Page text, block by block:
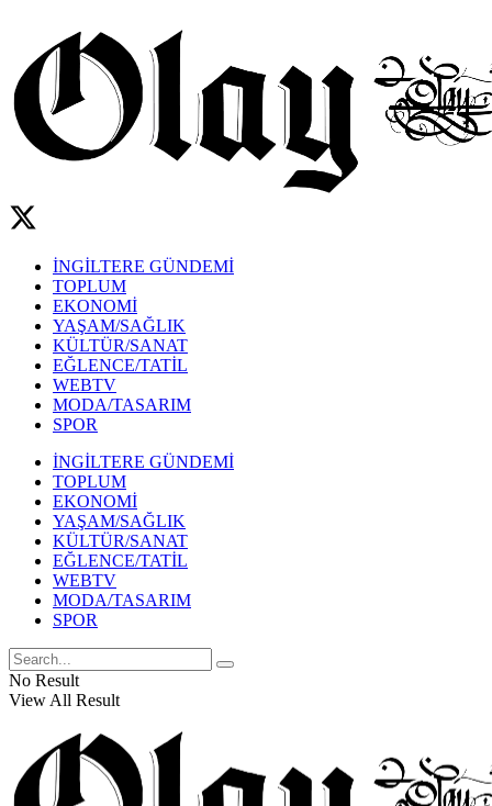
İNGİLTERE GÜNDEMİ
TOPLUM
EKONOMİ
YAŞAM/SAĞLIK
KÜLTÜR/SANAT
EĞLENCE/TATİL
WEBTV
MODA/TASARIM
SPOR
İNGİLTERE GÜNDEMİ
TOPLUM
EKONOMİ
YAŞAM/SAĞLIK
KÜLTÜR/SANAT
EĞLENCE/TATİL
WEBTV
MODA/TASARIM
SPOR
No Result
View All Result